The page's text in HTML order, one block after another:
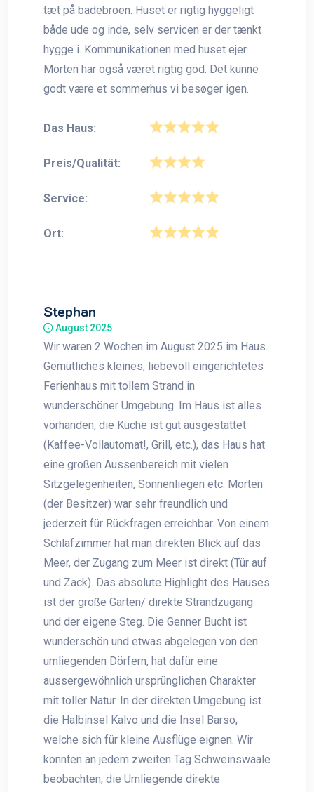
tæt på badebroen. Huset er rigtig hyggeligt
både ude og inde, selv servicen er der tænkt
hygge i. Kommunikationen med huset ejer
Morten har også været rigtig god. Det kunne
godt være et sommerhus vi besøger igen.
Das Haus:
Preis/Qualität:
Service:
Ort:
Stephan
August 2025
Wir waren 2 Wochen im August 2025 im Haus.
Gemütliches kleines, liebevoll eingerichtetes
Ferienhaus mit tollem Strand in
wunderschöner Umgebung. Im Haus ist alles
vorhanden, die Küche ist gut ausgestattet
(Kaffee-Vollautomat!, Grill, etc.), das Haus hat
eine großen Aussenbereich mit vielen
Sitzgelegenheiten, Sonnenliegen etc. Morten
(der Besitzer) war sehr freundlich und
jederzeit für Rückfragen erreichbar. Von einem
Schlafzimmer hat man direkten Blick auf das
Meer, der Zugang zum Meer ist direkt (Tür auf
und Zack). Das absolute Highlight des Hauses
ist der große Garten/ direkte Strandzugang
und der eigene Steg. Die Genner Bucht ist
wunderschön und etwas abgelegen von den
umliegenden Dörfern, hat dafür eine
aussergewöhnlich ursprünglichen Charakter
mit toller Natur. In der direkten Umgebung ist
die Halbinsel Kalvo und die Insel Barso,
welche sich für kleine Ausflüge eignen. Wir
konnten an jedem zweiten Tag Schweinswaale
beobachten, die Umliegende direkte